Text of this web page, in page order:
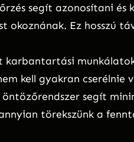
segít azonosítani
Ez hosszú
karbantartási
kell gyakran cserélnie
segít
törekszünk a